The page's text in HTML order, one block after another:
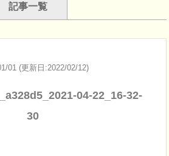
記事一覧
01 (更新日:2022/02/12)
04-22_16-32-
30